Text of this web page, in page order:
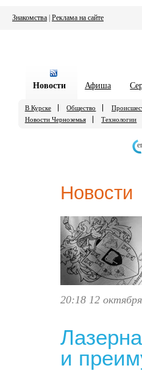
Знакомства Реклама на сайте
Новости Афиша
В Курске Общество
Новости Черноземья
Технологии
Новости
20:18 12
и